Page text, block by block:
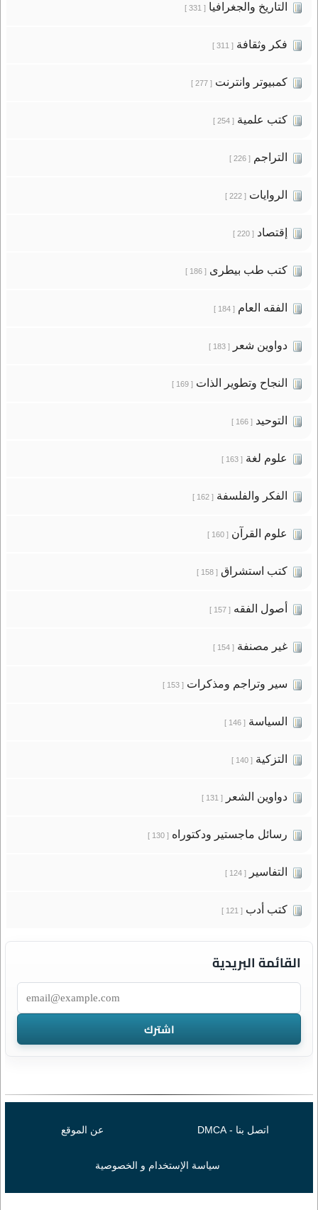
التاريخ والجغرافيا[ 331 ]
فكر وثقافة[ 311 ]
كمبيوتر وانترنت[ 277 ]
كتب علمية[ 254 ]
التراجم[ 226 ]
الروايات[ 222 ]
إقتصاد[ 220 ]
كتب طب بيطرى[ 186 ]
الفقه العام[ 184 ]
دواوين شعر[ 183 ]
النجاح وتطوير الذات[ 169 ]
التوحيد[ 166 ]
علوم لغة[ 163 ]
الفكر والفلسفة[ 162 ]
علوم القرآن[ 160 ]
كتب استشراق[ 158 ]
أصول الفقه[ 157 ]
غير مصنفة[ 154 ]
سير وتراجم ومذكرات[ 153 ]
السياسة[ 146 ]
التزكية[ 140 ]
دواوين الشعر[ 131 ]
رسائل ماجستير ودكتوراه[ 130 ]
التفاسير[ 124 ]
كتب أدب[ 121 ]
القائمة البريدية
اتصل بنا - DMCA عن الموقع
سياسة الإستخدام و الخصوصية